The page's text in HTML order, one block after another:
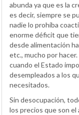
abunda ya que es la
es decir, siempre se
nadie lo prohíba
enorme déficit que
desde alimentación
etc., mucho por
cuando el Estado
desempleados a los
necesitados.
Sin desocupación,
los precios que son